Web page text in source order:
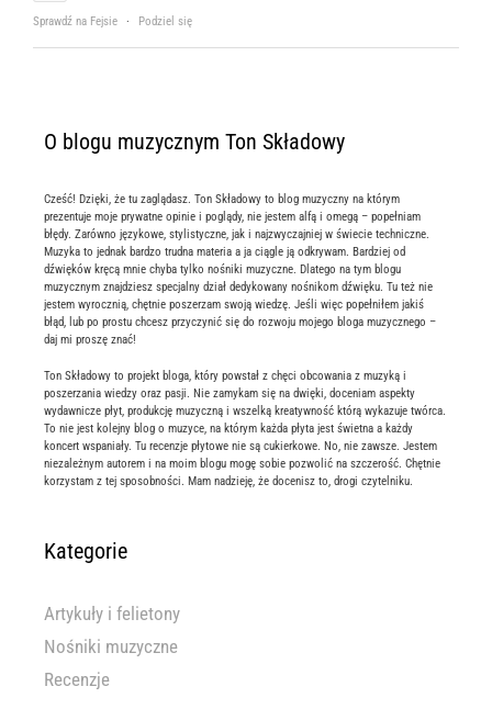
Sprawdź na Fejsie · Podziel się
O blogu muzycznym Ton Składowy
Cześć! Dzięki, że tu zaglądasz. Ton Składowy to blog muzyczny na którym
prezentuje moje prywatne opinie i poglądy, nie jestem alfą i omegą – popełniam
błędy. Zarówno językowe, stylistyczne, jak i najzwyczajniej w świecie techniczne.
Muzyka to jednak bardzo trudna materia a ja ciągle ją odkrywam. Bardziej od
dźwięków kręcą mnie chyba tylko nośniki muzyczne. Dlatego na tym blogu
muzycznym znajdziesz specjalny dział dedykowany nośnikom dźwięku. Tu też nie
jestem wyrocznią, chętnie poszerzam swoją wiedzę. Jeśli więc popełniłem jakiś
błąd, lub po prostu chcesz przyczynić się do rozwoju mojego bloga muzycznego –
daj mi proszę znać!
Ton Składowy to projekt bloga, który powstał z chęci obcowania z muzyką i
poszerzania wiedzy oraz pasji. Nie zamykam się na dwięki, doceniam aspekty
wydawnicze płyt, produkcję muzyczną i wszelką kreatywność którą wykazuje twórca.
To nie jest kolejny blog o muzyce, na którym każda płyta jest świetna a każdy
koncert wspaniały. Tu recenzje płytowe nie są cukierkowe. No, nie zawsze. Jestem
niezależnym autorem i na moim blogu mogę sobie pozwolić na szczerość. Chętnie
korzystam z tej sposobności. Mam nadzieję, że docenisz to, drogi czytelniku.
Kategorie
Artykuły i felietony
Nośniki muzyczne
Recenzje